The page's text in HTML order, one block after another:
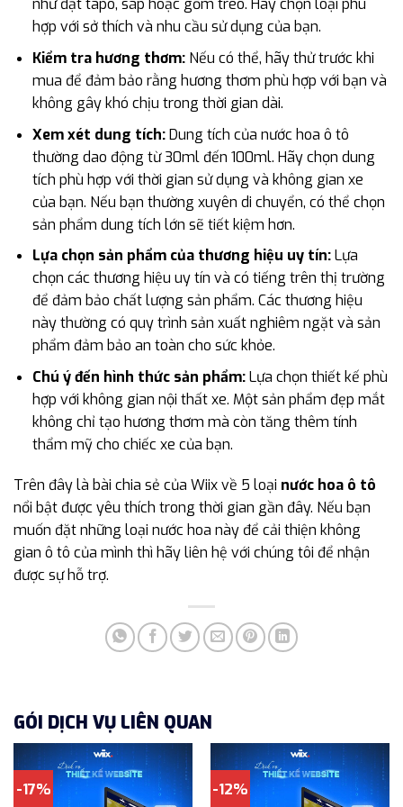
như đặt tapo, sáp hoặc gốm treo. Hãy chọn loại phù
hợp với sở thích và nhu cầu sử dụng của bạn.
Kiểm tra hương thơm:Nếu có thể, hãy thử trước khi
mua để đảm bảo rằng hương thơm phù hợp với bạn và
không gây khó chịu trong thời gian dài.
Xem xét dung tích:Dung tích của nước hoa ô tô
thường dao động từ 30ml đến 100ml. Hãy chọn dung
tích phù hợp với thời gian sử dụng và không gian xe
của bạn. Nếu bạn thường xuyên di chuyển, có thể chọn
sản phẩm dung tích lớn sẽ tiết kiệm hơn.
Lựa chọn sản phẩm của thương hiệu uy tín:Lựa
chọn các thương hiệu uy tín và có tiếng trên thị trường
để đảm bảo chất lượng sản phẩm. Các thương hiệu
này thường có quy trình sản xuất nghiêm ngặt và sản
phẩm đảm bảo an toàn cho sức khỏe.
Chú ý đến hình thức sản phẩm:Lựa chọn thiết kế phù
hợp với không gian nội thất xe. Một sản phẩm đẹp mắt
không chỉ tạo hương thơm mà còn tăng thêm tính
thẩm mỹ cho chiếc xe của bạn.
Trên đây là bài chia sẻ của Wiix về 5 loại nước hoa ô tô
nổi bật được yêu thích trong thời gian gần đây. Nếu bạn
muốn đặt những loại nước hoa này để cải thiện không
gian ô tô của mình thì hãy liên hệ với chúng tôi để nhận
được sự hỗ trợ.
GÓI DỊCH VỤ LIÊN QUAN
-17% -12%